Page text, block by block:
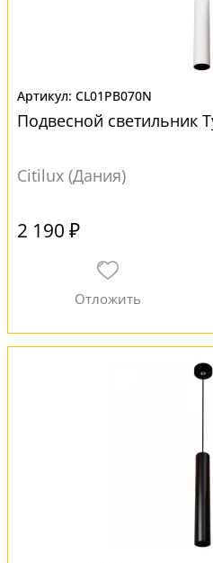
CL01PB070N
Подвесной светильник
Citilux (Дания)
2 190 ₽